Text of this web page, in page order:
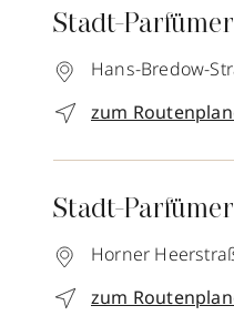
Stadt-
Hans-Bredow-
zum
Stadt-
Horner
zum